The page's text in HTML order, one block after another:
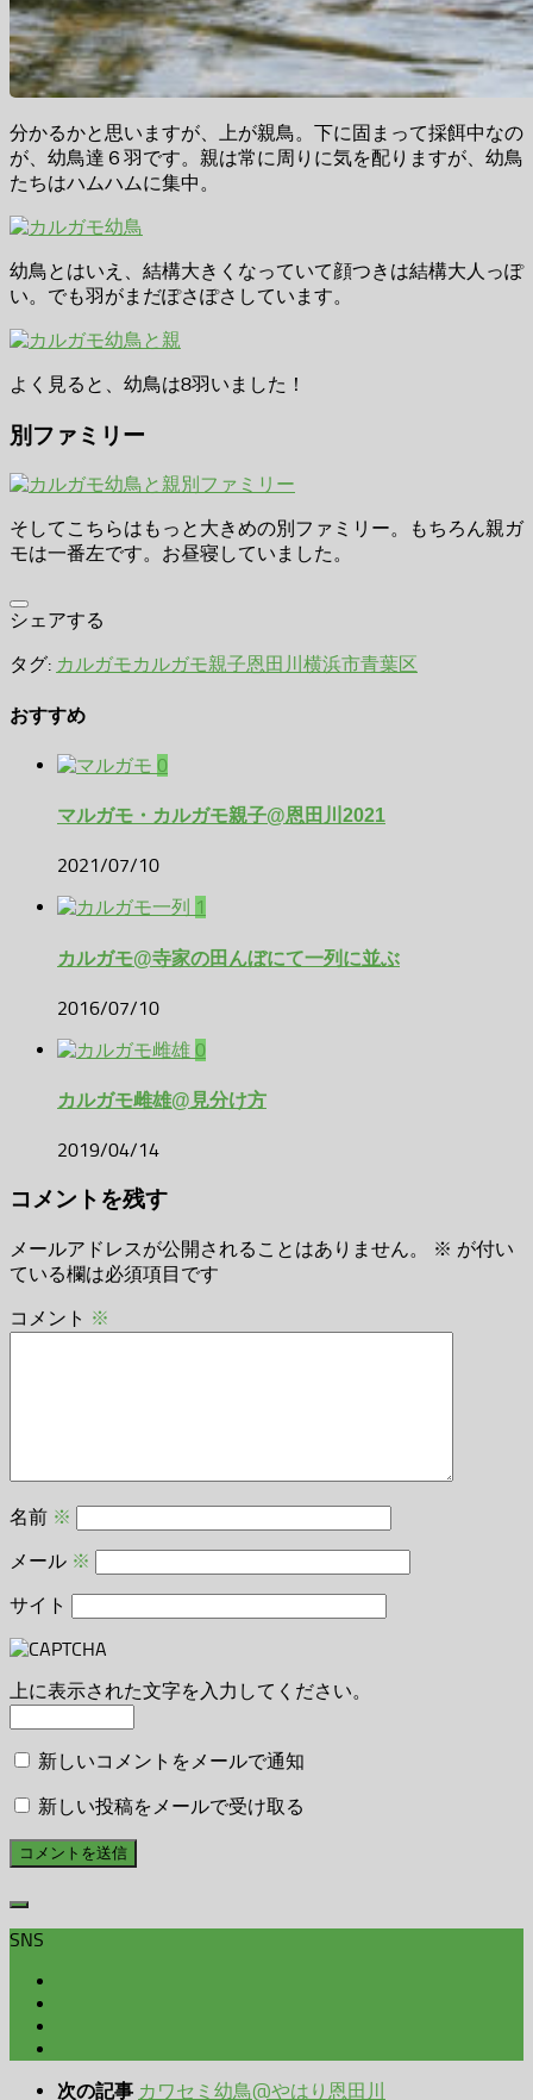
分かるかと思いますが、上が親鳥。下に固まって採餌中なの
が、幼鳥達６羽です。親は常に周りに気を配りますが、幼鳥
たちはハムハムに集中。
幼鳥とはいえ、結構大きくなっていて顔つきは結構大人っぽ
い。でも羽がまだぽさぽさしています。
よく見ると、幼鳥は8羽いました！
別ファミリー
そしてこちらはもっと大きめの別ファミリー。もちろん親ガ
モは一番左です。お昼寝していました。
シェアする
タグ: カルガモカルガモ親子恩田川 横浜市青葉区
おすすめ
0
マルガモ・カルガモ親子@恩田川2021
2021/07/10
1
カルガモ@寺家の田んぼにて一列に並ぶ
2016/07/10
0
カルガモ雌雄@見分け方
2019/04/14
コメントを残す
メールアドレスが公開されることはありません。 ※ が付い
ている欄は必須項目です
コメント ※
名前 ※
メール ※
サイト
上に表示された文字を入力してください。
新しいコメントをメールで通知
新しい投稿をメールで受け取る
SNS
次の記事 カワセミ幼鳥@やはり恩田川